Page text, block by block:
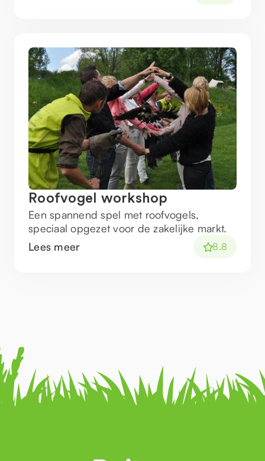
Roofvogel workshop
Een spannend spel met roofvogels,
speciaal opgezet voor de zakelijke markt.
Lees meer
8.8